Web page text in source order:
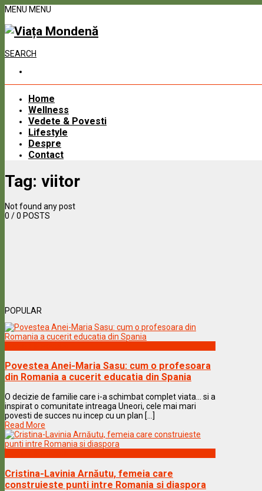
MENU MENU
SEARCH
Home
Wellness
Vedete & Povesti
Lifestyle
Despre
Contact
Tag: viitor
Not found any post
0 / 0 POSTS
POPULAR
Povestea Anei-Maria Sasu: cum o profesoara
din Romania a cucerit educatia din Spania
O decizie de familie care i-a schimbat complet viata… si a
inspirat o comunitate intreaga Uneori, cele mai mari
povesti de succes nu incep cu un plan [...]
Read More
Cristina-Lavinia Arnăutu, femeia care
construieste punti intre Romania si diaspora